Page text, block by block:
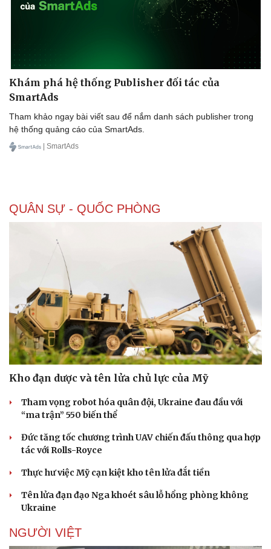
Thể thao
Lịch thi đấu bóng đá
Thế giới thể thao
eSports
Khám phá hệ thống Publisher đối tác của
SmartAds
Tham khảo ngay bài viết sau để nắm danh sách publisher trong
hệ thống quảng cáo của SmartAds.
| SmartAds
QUÂN SỰ - QUỐC PHÒNG
Kho đạn dược và tên lửa chủ lực của Mỹ
Tham vọng robot hóa quân đội, Ukraine đau đầu với
“ma trận” 550 biến thể
Đức tăng tốc chương trình UAV chiến đấu thông qua hợp
tác với Rolls-Royce
Thực hư việc Mỹ cạn kiệt kho tên lửa đắt tiền
Tên lửa đạn đạo Nga khoét sâu lỗ hổng phòng không
Ukraine
NGƯỜI VIỆT